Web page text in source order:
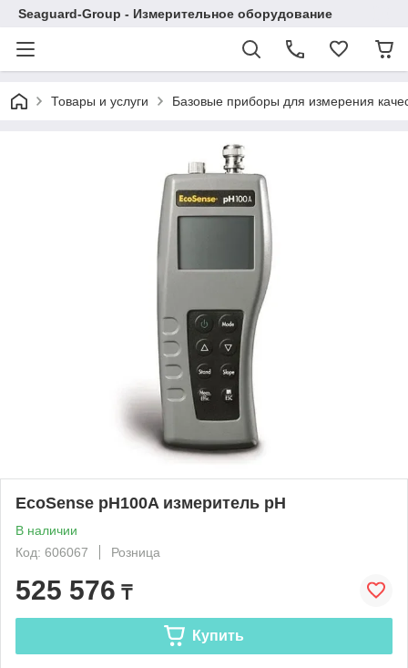
Seaguard-Group - Измерительное оборудование
Товары и услуги Базовые приборы для измерения
EcoSense pH100A измеритель pH
В наличии
Код: 606067
Розница
525 576 ₸
Купить